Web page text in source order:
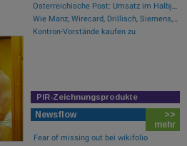
Österreichische Post: Umsatz im Halbjahr gestiegen, Ergebnis rückläufig
Wie Manz, Wirecard, Drillisch, Siemens, Commerzbank und FACC für Gesprächsstoff sorgten
Kontron-Vorstände kaufen zu
PIR-Zeichnungsprodukte
Newsflow
>>
mehr
Fear of missing out bei wikifolio